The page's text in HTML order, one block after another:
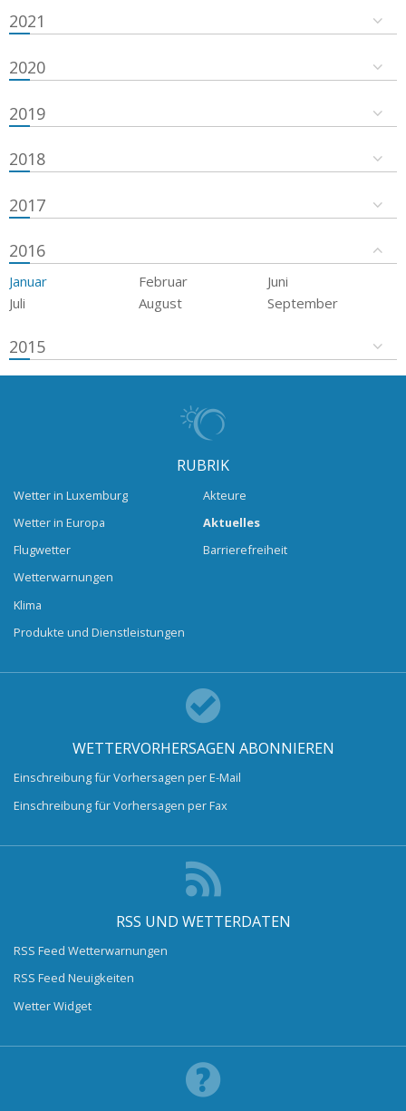
2021
2020
2019
2018
2017
2016
Januar Februar
Juni
Juli
August September
2015
RUBRIK
Wetter in Luxemburg
Wetter in Europa
Flugwetter
Wetterwarnungen
Klima
Produkte und Dienstleistungen
Akteure
Aktuelles
Barrierefreiheit
WETTERVORHERSAGEN ABONNIEREN
Einschreibung für Vorhersagen per E-Mail
Einschreibung für Vorhersagen per Fax
RSS UND WETTERDATEN
RSS Feed Wetterwarnungen
RSS Feed Neuigkeiten
Wetter Widget